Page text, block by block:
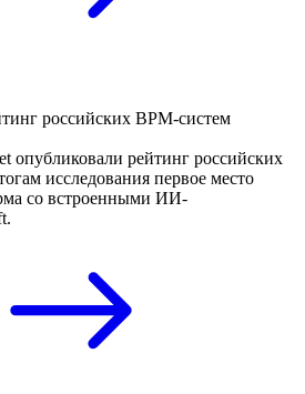
российских BPM-систем
опубликовали рейтинг российских
исследования первое место
со встроенными ИИ-